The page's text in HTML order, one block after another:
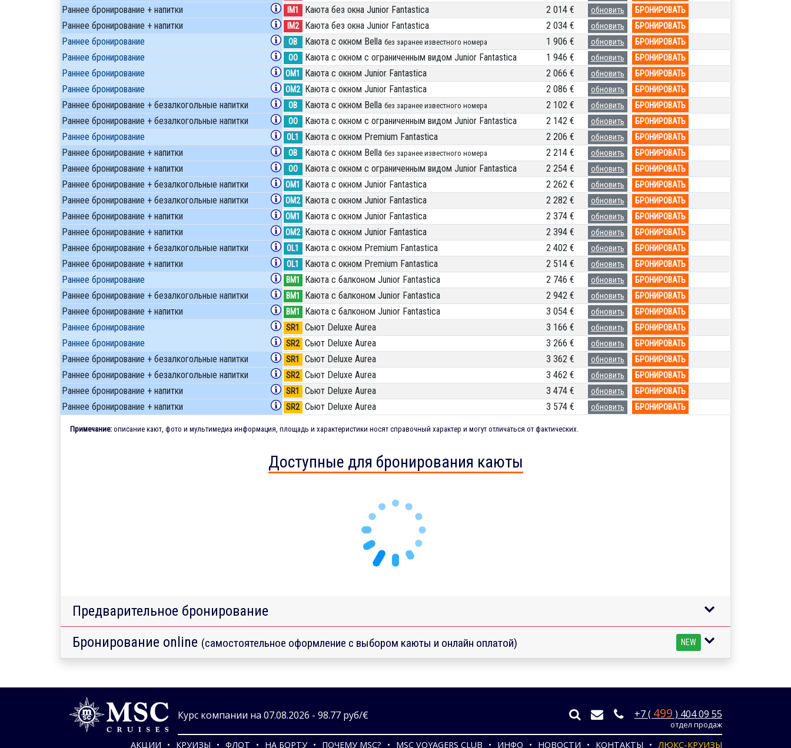
Раннее бронирование + напитки IM1 Каюта без окна Junior Fantastica 2 014 € обновить БРОНИРОВАТЬ
Раннее бронирование + напитки IM2 Каюта без окна Junior Fantastica 2 034 € обновить БРОНИРОВАТЬ
Раннее бронирование OB Каюта с окном Bella без заранее известного номера 1 906 € обновить БРОНИРОВАТЬ
Раннее бронирование OO Каюта с окном с ограниченным видом Junior Fantastica 1 946 € обновить БРОНИРОВАТЬ
Раннее бронирование OM1 Каюта с окном Junior Fantastica 2 066 € обновить БРОНИРОВАТЬ
Раннее бронирование OM2 Каюта с окном Junior Fantastica 2 086 € обновить БРОНИРОВАТЬ
Раннее бронирование + безалкогольные напитки OB Каюта с окном Bella без заранее известного номера 2 102 € обновить БРОНИРОВАТЬ
Раннее бронирование + безалкогольные напитки OO Каюта с окном с ограниченным видом Junior Fantastica 2 142 € обновить БРОНИРОВАТЬ
Раннее бронирование OL1 Каюта с окном Premium Fantastica 2 206 € обновить БРОНИРОВАТЬ
Раннее бронирование + напитки OB Каюта с окном Bella без заранее известного номера 2 214 € обновить БРОНИРОВАТЬ
Раннее бронирование + напитки OO Каюта с окном с ограниченным видом Junior Fantastica 2 254 € обновить БРОНИРОВАТЬ
Раннее бронирование + безалкогольные напитки OM1 Каюта с окном Junior Fantastica 2 262 € обновить БРОНИРОВАТЬ
Раннее бронирование + безалкогольные напитки OM2 Каюта с окном Junior Fantastica 2 282 € обновить БРОНИРОВАТЬ
Раннее бронирование + напитки OM1 Каюта с окном Junior Fantastica 2 374 € обновить БРОНИРОВАТЬ
Раннее бронирование + напитки OM2 Каюта с окном Junior Fantastica 2 394 € обновить БРОНИРОВАТЬ
Раннее бронирование + безалкогольные напитки OL1 Каюта с окном Premium Fantastica 2 402 € обновить БРОНИРОВАТЬ
Раннее бронирование + напитки OL1 Каюта с окном Premium Fantastica 2 514 € обновить БРОНИРОВАТЬ
Раннее бронирование BM1 Каюта с балконом Junior Fantastica 2 746 € обновить БРОНИРОВАТЬ
Раннее бронирование + безалкогольные напитки BM1 Каюта с балконом Junior Fantastica 2 942 € обновить БРОНИРОВАТЬ
Раннее бронирование + напитки BM1 Каюта с балконом Junior Fantastica 3 054 € обновить БРОНИРОВАТЬ
Раннее бронирование SR1 Сьют Deluxe Aurea 3 166 € обновить БРОНИРОВАТЬ
Раннее бронирование SR2 Сьют Deluxe Aurea 3 266 € обновить БРОНИРОВАТЬ
Раннее бронирование + безалкогольные напитки SR1 Сьют Deluxe Aurea 3 362 € обновить БРОНИРОВАТЬ
Раннее бронирование + безалкогольные напитки SR2 Сьют Deluxe Aurea 3 462 € обновить БРОНИРОВАТЬ
Раннее бронирование + напитки SR1 Сьют Deluxe Aurea 3 474 € обновить БРОНИРОВАТЬ
Раннее бронирование + напитки SR2 Сьют Deluxe Aurea 3 574 € обновить БРОНИРОВАТЬ
Примечание: описание кают, фото и мультимедиа информация, площадь и характеристики носят справочный характер и могут отличаться от фактических.
Доступные для бронирования каюты
Предварительное бронирование
Бронирование online (самостоятельное оформление с выбором каюты и онлайн оплатой) NEW
Курс компании на 07.08.2026 - 98.77 руб/€ +7 ( 499 ) 404 09 55
отдел продаж
АКЦИИ КРУИЗЫ ФЛОТ НА БОРТУ ПОЧЕМУ MSC? MSC VOYAGERS CLUB ИНФО НОВОСТИ КОНТАКТЫ ЛЮКС-КРУИЗЫ